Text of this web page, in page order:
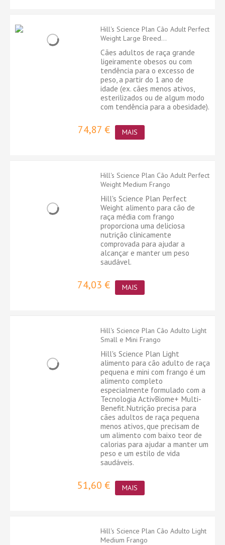
Hill's Science Plan Cão Adult Perfect
Weight Large Breed...
Cães adultos de raça grande
ligeiramente obesos ou com
tendência para o excesso de
peso, a partir do 1 ano de
idade (ex. cães menos ativos,
esterilizados ou de algum modo
com tendência para a obesidade).
74,87 € MAIS
Hill's Science Plan Cão Adult Perfect
Weight Medium Frango
Hill's Science Plan Perfect
Weight alimento para cão de
raça média com frango
proporciona uma deliciosa
nutrição clinicamente
comprovada para ajudar a
alcançar e manter um peso
saudável.
74,03 € MAIS
Hill's Science Plan Cão Adulto Light
Small e Mini Frango
Hill's Science Plan Light
alimento para cão adulto de raça
pequena e mini com frango é um
alimento completo
especialmente formulado com a
Tecnologia ActivBiome+ Multi-
Benefit.Nutrição precisa para
cães adultos de raça pequena
menos ativos, que precisam de
um alimento com baixo teor de
calorias para ajudar a manter um
peso e um estilo de vida
saudáveis.
51,60 € MAIS
Hill's Science Plan Cão Adulto Light
Medium Frango